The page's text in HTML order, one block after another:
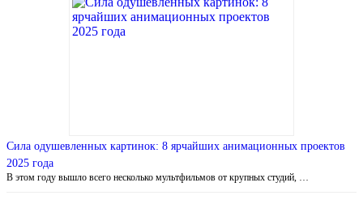
Сила одушевленных картинок: 8 ярчайших анимационных проектов
2025 года
В этом году вышло всего несколько мультфильмов от крупных студий, …